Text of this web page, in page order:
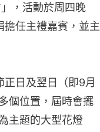
，活動於周四晚
擔任主禮嘉賓，並主
日及翌日（即9月
個位置，屆時會擺
主題的大型花燈